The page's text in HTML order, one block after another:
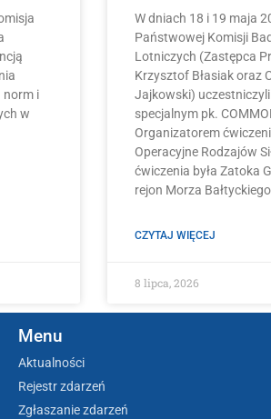
norm i
w
W dniach 18 i 19 maja
Państwowej Komisji
Lotniczych (Zastępca
Krzysztof Błasiak oraz
Jajkowski)
specjalnym pk.
Organizatorem
Operacyjne Rodzajów
ćwiczenia była Zatoka
rejon Morza
CZYTAJ WIĘCEJ
8 lipca, 2026
Menu
Aktualności
Rejestr zdarzeń
Zgłaszanie zdarzeń